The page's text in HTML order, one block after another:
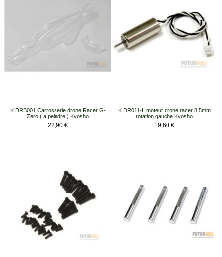
K.DRB001 Carrosserie drone Racer G-
Zero ( a peindre ) Kyosho
Prix
22,90 €
K.DR011-L moteur drone racer 8,5mm
rotation gauche Kyosho
Prix
19,60 €